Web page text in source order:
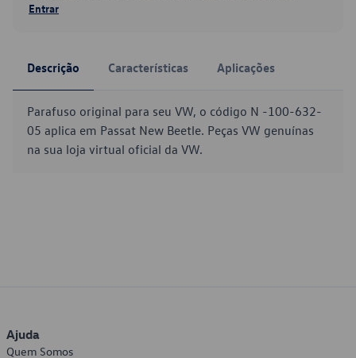
Entrar
Descrição Características Aplicações
Parafuso original para seu VW, o código N -100-632-
05 aplica em Passat New Beetle. Peças VW genuínas
na sua loja virtual oficial da VW.
Ajuda
Quem Somos